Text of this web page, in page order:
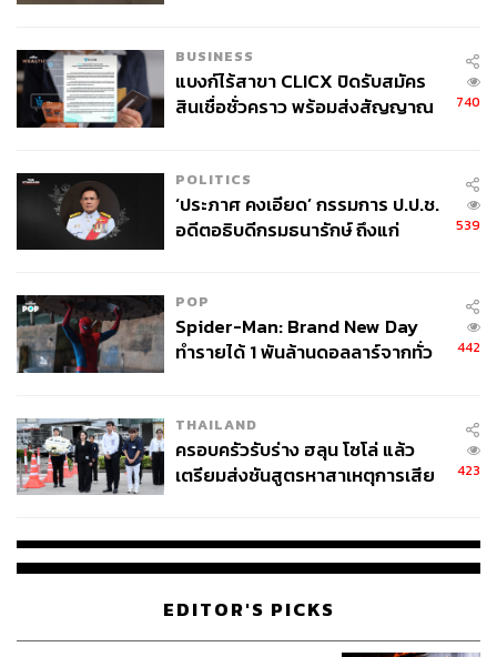
Editor’s Pick:Urban Decay All Nighter Setting Spray ช่วย
ให้เมกอัพดูดีเหมือนเพิ่งแต่งเสร็จใหม่ๆ พร้อมให้ความรู้สึก
การละลายหรือซีดจางลงของเมกอัพ จุดเด่นที่เราปลื้มเป็น
พิเศษคือ เป็น Setting Spray หนึ่งเดียวในท้องตลาดที่มี
เทคโนโลยี Temperature Control เหมาะกับทุกสภาพผิว ช่วย
ภาพ:Courtesy of Brands
BUSINESS
แบงก์ไร้สาขา CLICX ปิดรับสมัคร
สินเชื่อชั่วคราว พร้อมส่งสัญญาณ
740
POLITICS
‘ประภาศ คงเอียด’ กรรมการ ป.ป.ช.
อดีตอธิบดีกรมธนารักษ์ ถึงแก่
539
POP
Spider-Man: Brand New Day
ทำรายได้ 1 พันล้านดอลลาร์จากทั่ว
442
THAILAND
ครอบครัวรับร่าง ฮลุน โซโล่ แล้ว
เตรียมส่งชันสูตรหาสาเหตุการเสีย
423
EDITOR'S PICKS